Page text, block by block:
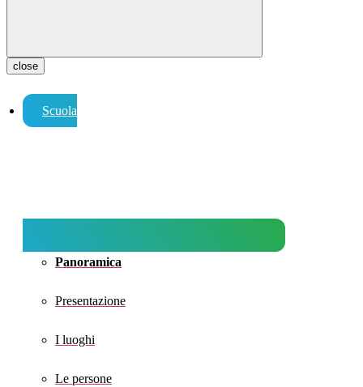
close
Scuola
Panoramica
Presentazione
I luoghi
Le persone